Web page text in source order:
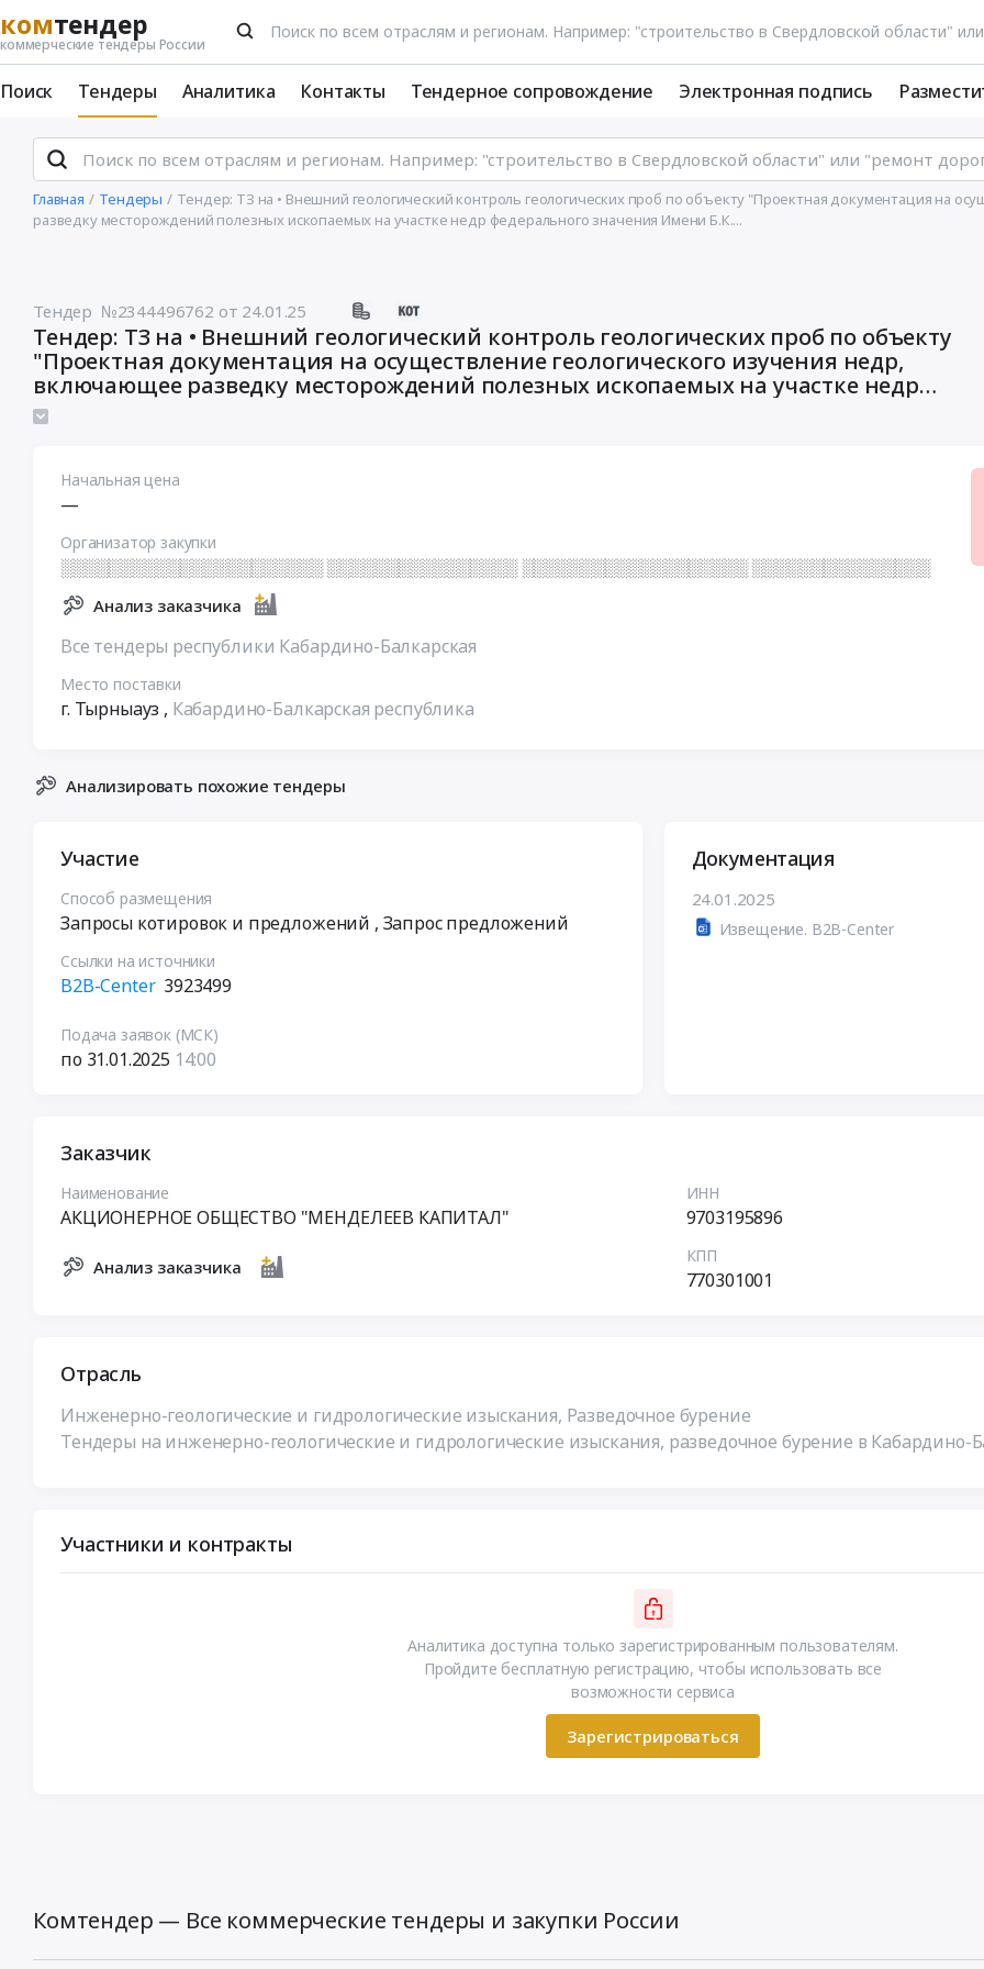
комтендер
коммерческие тендеры России
Поиск Тендеры Аналитика Контакты Тендерное сопровождение Электронная подпись
Главная Тендеры
Тендер: ТЗ на • Внешний геологический контроль геологических проб по объекту "Проектная документация на
разведку месторождений полезных ископаемых на участке недр федерального значения Имени Б.К....
Тендер №2344496762 от 24.01.25
Тендер: ТЗ на • Внешний геологический контроль геологических проб по объекту
"Проектная документация на осуществление геологического изучения недр,
включающее разведку месторождений полезных ископаемых на участке недр
федерального значения Имени Б. К. . . .
Начальная цена
—
Организатор закупки
░░░░░░░░░░░░░░░░░░░░░░ ░░░░░░░░░░░░░░░░ ░░░░░░░░░░░░░░░░░░░ ░░░░░░░░░░░░░░░
Анализ заказчика
Все тендеры республики Кабардино-Балкарская
Место поставки
г. Тырныауз , Кабардино-Балкарская республика
Анализировать похожие тендеры
Участие
Способ размещения
Запросы котировок и предложений , Запрос предложений
Ссылки на источники
B2B-Center 3923499
Подача заявок (МСК)
по 31.01.2025 14:00
Документация
24.01.2025
Извещение. B2B-Center
Заказчик
Наименование
АКЦИОНЕРНОЕ ОБЩЕСТВО "МЕНДЕЛЕЕВ КАПИТАЛ"
Анализ заказчика
ИНН
9703195896
КПП
770301001
Отрасль
Инженерно-геологические и гидрологические изыскания, Разведочное бурение
Тендеры на инженерно-геологические и гидрологические изыскания, разведочное бурение в Кабардино-
Участники и контракты
Аналитика доступна только зарегистрированным пользователям.
Пройдите бесплатную регистрацию, чтобы использовать все
возможности сервиса
Зарегистрироваться
Комтендер — Все коммерческие тендеры и закупки России